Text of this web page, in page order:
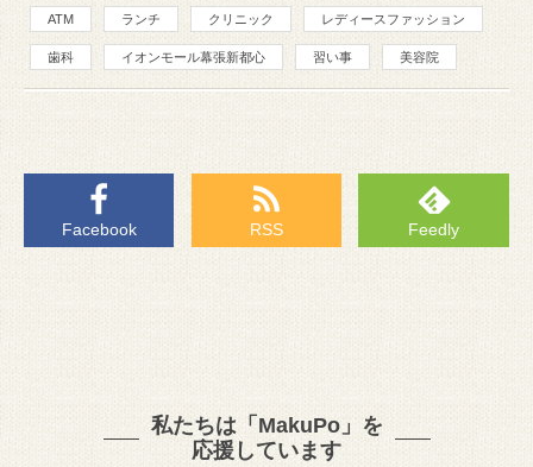
ATM ランチ クリニック レディースファッション
歯科 イオンモール幕張新都心 習い事 美容院
Facebook RSS Feedly
私たちは「MakuPo」を
応援しています